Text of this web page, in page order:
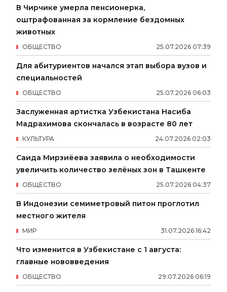
В Чирчике умерла пенсионерка,
оштрафованная за кормление бездомных
животных
25.07.2026 07:39
ОБЩЕСТВО
Для абитуриентов начался этап выбора вузов и
специальностей
25.07.2026 06:03
ОБЩЕСТВО
Заслуженная артистка Узбекистана Насиба
Мадрахимова скончалась в возрасте 80 лет
24.07.2026 02:03
КУЛЬТУРА
Саида Мирзиёева заявила о необходимости
увеличить количество зелёных зон в Ташкенте
25.07.2026 04:37
ОБЩЕСТВО
В Индонезии семиметровый питон проглотил
местного жителя
31.07.2026 16:42
МИР
Что изменится в Узбекистане с 1 августа:
главные нововведения
29.07.2026 06:19
ОБЩЕСТВО